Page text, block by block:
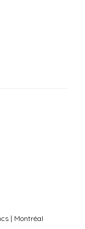
| Montréal